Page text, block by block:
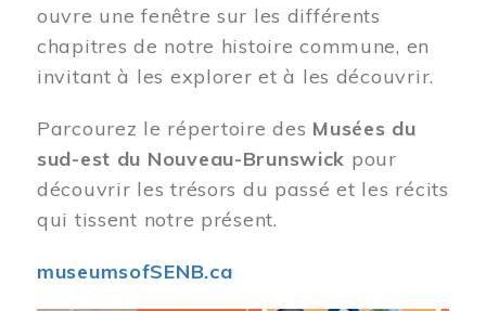
ouvre une fenêtre sur les différents
chapitres de notre histoire commune, en
invitant à les explorer et à les découvrir.
Parcourez le répertoire des Musées du
sud-est du Nouveau-Brunswick pour
découvrir les trésors du passé et les récits
qui tissent notre présent.
museumsofSENB.ca